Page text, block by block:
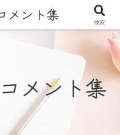
検索